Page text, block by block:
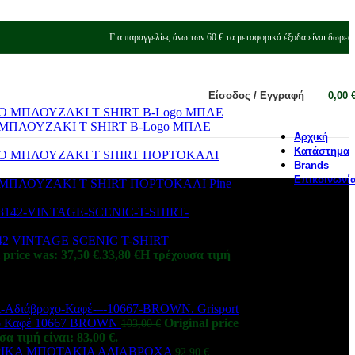
Για παραγγελίες άνω των 60 € τα μεταφορικά έξοδα είναι
Είσοδος / Εγγραφή 0,00
T SHIRT B-Logo ΜΠΛΕ
T SHIRT ΠΟΡΤΟΚΑΛΙ Pine
SCENIC T-SHIRT
was: 37,50 €.33,80 €Η τρέχουσα τιμή
Grisport
Καφέ 10667 BROWN 103,00€ Original price
τιμή είναι: 83,00 €.
ΜΠΟΤΑΚΙΑ ΑΔΙΑΒΡΟΧΑ 92,90€
Αρχική
Κατάστημα
Brands